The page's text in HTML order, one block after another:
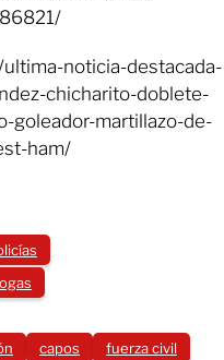
noticia-destacada-
chicharito-doblete-
goleador-martillazo-de-
ham/
capos
fuerza civil